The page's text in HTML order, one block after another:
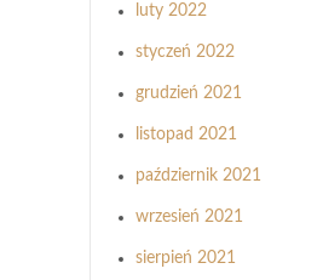
luty 2022
styczeń 2022
grudzień 2021
listopad 2021
październik 2021
wrzesień 2021
sierpień 2021